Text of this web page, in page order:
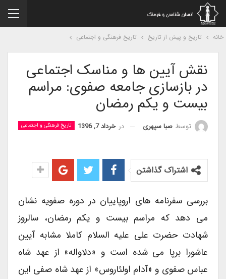
تاریخ و پیش از تاریخ تاریخ فرهنگی و اجتماعی
نقش آیین ها و مناسک اجتماعی
در بازسازی جامعه صفوی: مراسم
بیست و یکم رمضان
تاریخ فرهنگی و اجتماعی توسطصبا سپهری درخرداد 7, 1396
اشتراک گذاشتن
بررسی سفرنامه های اروپاییان در دوره صفویه نشان
می دهد که مراسم بیست و یکم رمضان، سالروز
شهادت حضرت علی علیه السلام کاملا مشابه آیین
عاشورا برپا می شده است و «دلاواله» از عهد شاه
عباس صفوی و «آدام اولئاروس» از عهد شاه صفی این